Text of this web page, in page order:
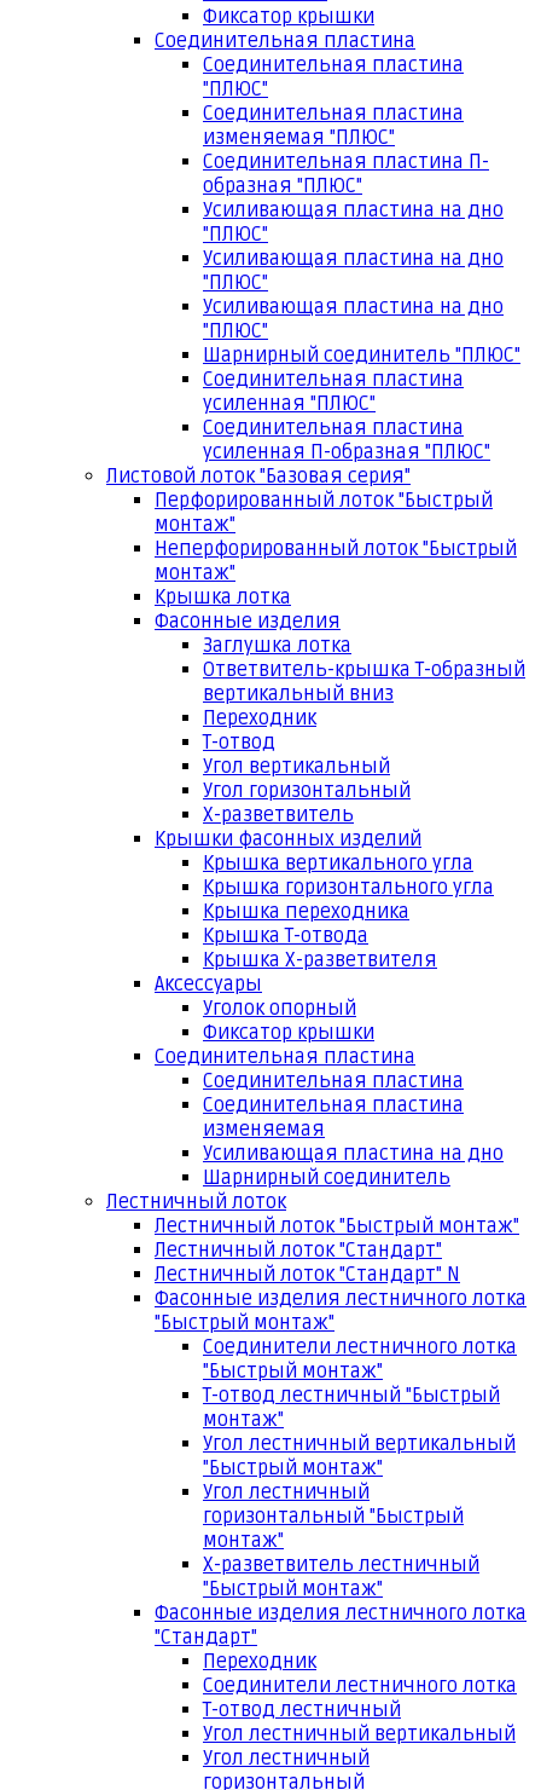
Фиксатор крышки
Соединительная пластина
Соединительная пластина
"ПЛЮС"
Соединительная пластина
изменяемая "ПЛЮС"
Соединительная пластина П-
образная "ПЛЮС"
Усиливающая пластина на дно
"ПЛЮС"
Усиливающая пластина на дно
"ПЛЮС"
Усиливающая пластина на дно
"ПЛЮС"
Шарнирный соединитель "ПЛЮС"
Соединительная пластина
усиленная "ПЛЮС"
Соединительная пластина
усиленная П-образная "ПЛЮС"
Листовой лоток "Базовая серия"
Перфорированный лоток "Быстрый
монтаж"
Неперфорированный лоток "Быстрый
монтаж"
Крышка лотка
Фасонные изделия
Заглушка лотка
Ответвитель-крышка Т-образный
вертикальный вниз
Переходник
Т-отвод
Угол вертикальный
Угол горизонтальный
Х-разветвитель
Крышки фасонных изделий
Крышка вертикального угла
Крышка горизонтального угла
Крышка переходника
Крышка Т-отвода
Крышка Х-разветвителя
Аксессуары
Уголок опорный
Фиксатор крышки
Соединительная пластина
Соединительная пластина
Соединительная пластина
изменяемая
Усиливающая пластина на дно
Шарнирный соединитель
Лестничный лоток
Лестничный лоток "Быстрый монтаж"
Лестничный лоток "Стандарт"
Лестничный лоток "Стандарт" N
Фасонные изделия лестничного лотка
"Быстрый монтаж"
Соединители лестничного лотка
"Быстрый монтаж"
Т-отвод лестничный "Быстрый
монтаж"
Угол лестничный вертикальный
"Быстрый монтаж"
Угол лестничный
горизонтальный "Быстрый
монтаж"
Х-разветвитель лестничный
"Быстрый монтаж"
Фасонные изделия лестничного лотка
"Стандарт"
Переходник
Соединители лестничного лотка
Т-отвод лестничный
Угол лестничный вертикальный
Угол лестничный
горизонтальный